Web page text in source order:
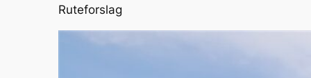
Ruteforslag